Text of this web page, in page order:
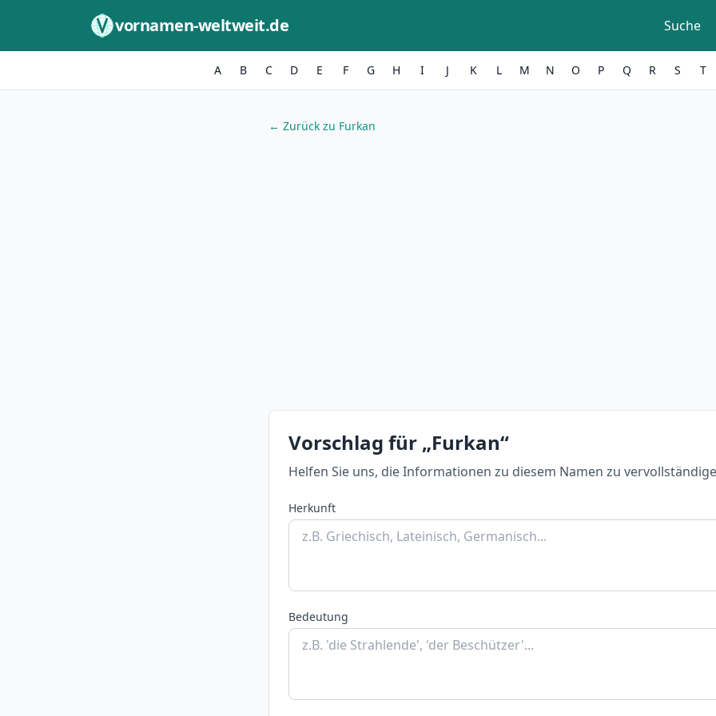
vornamen-weltweit.de Suche
A B C D E F G H I J K L M N O P Q R S T
← Zurück zu Furkan
Vorschlag für „Furkan“
Helfen Sie uns, die Informationen zu diesem Namen zu
Herkunft
Bedeutung